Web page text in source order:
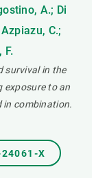
A.; Di
C.;
F.
survival in the
exposure to an
in combination.
X